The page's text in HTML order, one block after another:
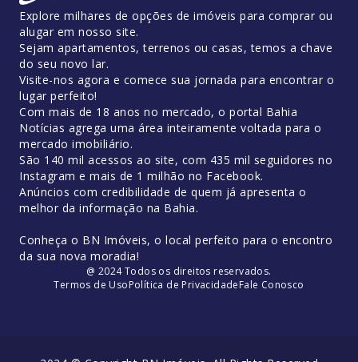
Explore milhares de opções de imóveis para comprar ou
alugar em nosso site.
Sejam apartamentos, terrenos ou casas, temos a chave
do seu novo lar.
Visite-nos agora e comece sua jornada para encontrar o
lugar perfeito!
Com mais de 18 anos no mercado, o portal Bahia
Notícias agrega uma área inteiramente voltada para o
mercado imobiliário.
São 140 mil acessos ao site, com 435 mil seguidores no
Instagram e mais de 1 milhão no Facebook.
Anúncios com credibilidade de quem já apresenta o
melhor da informação na Bahia.
Conheça o BN Imóveis, o local perfeito para o encontro
da sua nova moradia!
@ 2024 Todos os direitos reservados.
Termos de UsoPolítica de PrivacidadeFale Conosco